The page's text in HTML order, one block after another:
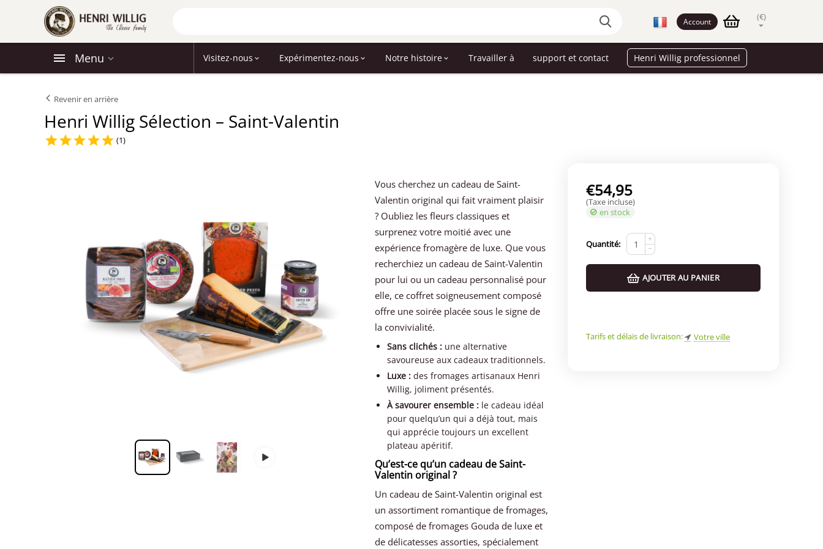
Account (€)
Menu Visitez-nous Expérimentez-nous Notre histoire Travailler à support et contact Henri Willig professionnel
Revenir en arrière
Henri Willig Sélection – Saint-Valentin
(1)
Vous cherchez un cadeau de Saint-
Valentin original qui fait vraiment plaisir
? Oubliez les fleurs classiques et
surprenez votre moitié avec une
expérience fromagère de luxe. Que vous
recherchiez un cadeau de Saint-Valentin
pour lui ou un cadeau personnalisé pour
elle, ce coffret soigneusement composé
offre une soirée placée sous le signe de
la convivialité.
Sans clichés : une alternative
savoureuse aux cadeaux traditionnels.
Luxe : des fromages artisanaux Henri
Willig, joliment présentés.
À savourer ensemble : le cadeau idéal
pour quelqu’un qui a déjà tout, mais
qui apprécie toujours un excellent
plateau apéritif.
Qu’est-ce qu’un cadeau de Saint-
Valentin original ?
Un cadeau de Saint-Valentin original est
un assortiment romantique de fromages,
composé de fromages Gouda de luxe et
de délicatesses assorties, spécialement
€54,95
(Taxe incluse)
en stock
Quantité:
+
−
AJOUTER AU PANIER
Tarifs et délais de livraison: Votre ville